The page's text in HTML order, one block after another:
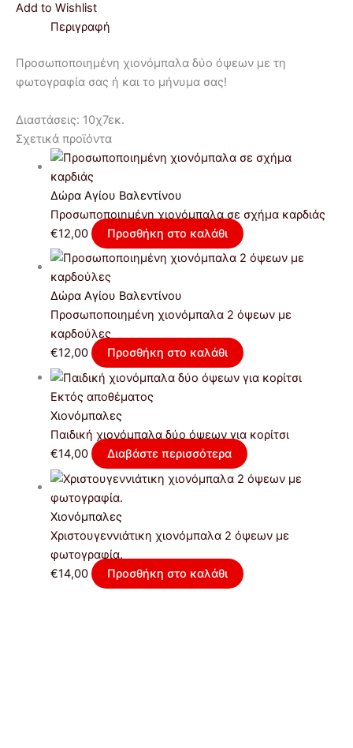
Add to Wishlist
Περιγραφή
Προσωποποιημένη χιονόμπαλα δύο όψεων με τη
φωτογραφία σας ή και το μήνυμα σας!
Διαστάσεις: 10χ7εκ.
Σχετικά προϊόντα
Δώρα Αγίου Βαλεντίνου
Προσωποποιημένη χιονόμπαλα σε σχήμα καρδιάς
€12,00 Προσθήκη στο καλάθι
Δώρα Αγίου Βαλεντίνου
Προσωποποιημένη χιονόμπαλα 2 όψεων με
καρδούλες
€12,00 Προσθήκη στο καλάθι
Εκτός αποθέματος
Χιονόμπαλες
Παιδική χιονόμπαλα δύο όψεων για κορίτσι
€14,00 Διαβάστε περισσότερα
Χιονόμπαλες
Χριστουγεννιάτικη χιονόμπαλα 2 όψεων με
φωτογραφία.
€14,00 Προσθήκη στο καλάθι